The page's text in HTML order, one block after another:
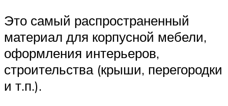
Это самый распространенный
материал для корпусной мебели,
оформления интерьеров,
строительства (крыши, перегородки
и т.п.).